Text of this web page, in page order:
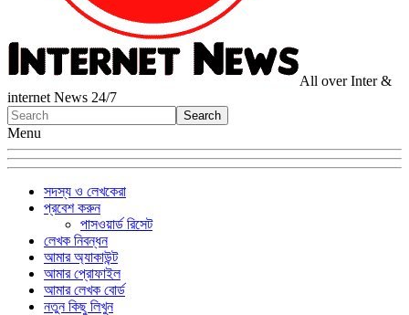
All over Inter &
internet News 24/7
Menu
সদস্য ও লেখকেরা
প্রবেশ করুন
পাসওয়ার্ড রিসেট
লেখক নিবন্ধন
আমার অ্যাকাউন্ট
আমার প্রোফাইল
আমার লেখক বোর্ড
নতুন কিছু লিখুন